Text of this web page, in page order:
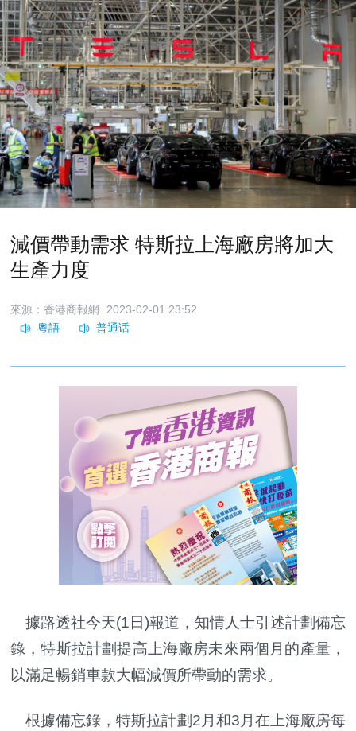
減價帶動需求 特斯拉上海廠房將加大
生產力度
來源：香港商報網 2023-02-01 23:52
據路透社今天(1日)報道，知情人士引述計劃備忘
錄，特斯拉計劃提高上海廠房未來兩個月的產量，
以滿足暢銷車款大幅減價所帶動的需求。
根據備忘錄，特斯拉計劃2月和3月在上海廠房每